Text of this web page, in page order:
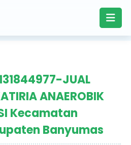
JUAL
ANAEROBIK
Kecamatan
Banyumas